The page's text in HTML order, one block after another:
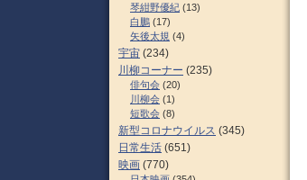
琴紺野優紀 (13)
白鵬 (17)
矢後太規 (4)
宇宙 (234)
川柳コーナー (235)
俳句会 (20)
川柳会 (1)
短歌会 (8)
新型コロナウイルス (345)
日常生活 (651)
映画 (770)